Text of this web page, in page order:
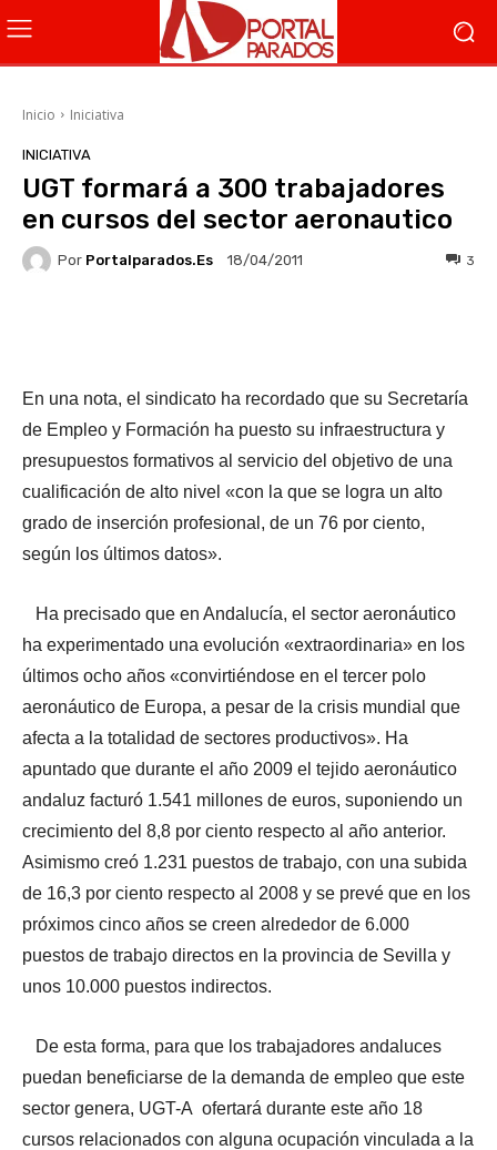
Inicio Iniciativa
INICIATIVA
UGT formará a 300 trabajadores
en cursos del sector aeronautico
Por Portalparados.es 18/04/2011 3
En una nota, el sindicato ha recordado que su Secretaría
de Empleo y Formación ha puesto su infraestructura y
presupuestos formativos al servicio del objetivo de una
cualificación de alto nivel «con la que se logra un alto
grado de inserción profesional, de un 76 por ciento,
según los últimos datos».
Ha precisado que en Andalucía, el sector aeronáutico
ha experimentado una evolución «extraordinaria» en los
últimos ocho años «convirtiéndose en el tercer polo
aeronáutico de Europa, a pesar de la crisis mundial que
afecta a la totalidad de sectores productivos». Ha
apuntado que durante el año 2009 el tejido aeronáutico
andaluz facturó 1.541 millones de euros, suponiendo un
crecimiento del 8,8 por ciento respecto al año anterior.
Asimismo creó 1.231 puestos de trabajo, con una subida
de 16,3 por ciento respecto al 2008 y se prevé que en los
próximos cinco años se creen alrededor de 6.000
puestos de trabajo directos en la provincia de Sevilla y
unos 10.000 puestos indirectos.
De esta forma, para que los trabajadores andaluces
puedan beneficiarse de la demanda de empleo que este
sector genera, UGT-A ofertará durante este año 18
cursos relacionados con alguna ocupación vinculada a la